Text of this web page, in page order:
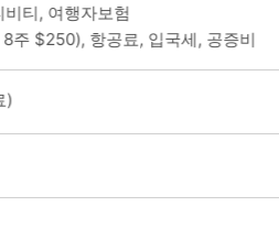
티, 여행자보험
주 $250), 항공료, 입국세, 공증비
)